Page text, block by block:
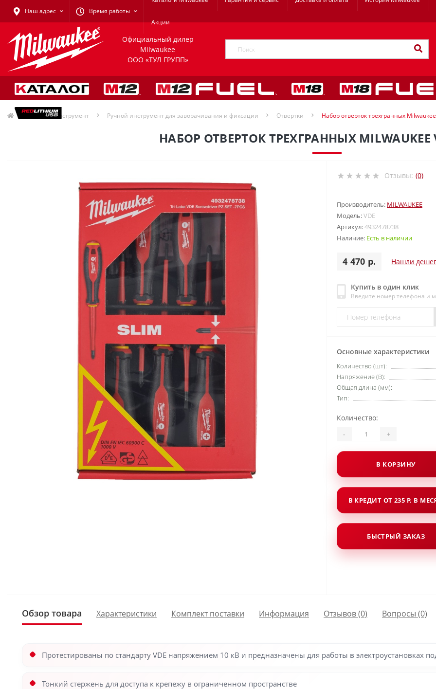
Наш адрес Время работы
Акции
Официальный дилер
Milwaukee
ООО «ТУЛ ГРУПП»
Ручной инструмент Ручной инструмент для заворачивания и фиксации Отвертки Набор отверток трехгранных
НАБОР ОТВЕРТОК ТРЕХГРАННЫХ MILWAUKEE
Отзывы: (0)
Производитель: MILWAUKEE
Модель:VDE
Артикул:4932478738
Наличие: Есть в наличии
4 470 р. Нашли
Купить в один клик
Введите номер телефона и
Основные характеристики
Количество (шт):
Напряжение (В):
Общая длина (мм):
Тип:
Количество:
- +
В КОРЗИНУ
В КРЕДИТ ОТ 235 Р. В
БЫСТРЫЙ ЗАКАЗ
Обзор товара Характеристики Комплект поставки Информация Отзывов (0) Вопросы (0)
Протестированы по стандарту VDE напряжением 10 кВ и предназначены для работы в электроустановках
Тонкий стержень для доступа к крепежу в ограниченном пространстве